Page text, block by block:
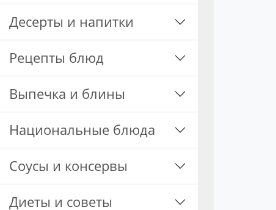
Десерты и напитки
Рецепты блюд
Выпечка и блины
Национальные блюда
Соусы и консервы
Диеты и советы